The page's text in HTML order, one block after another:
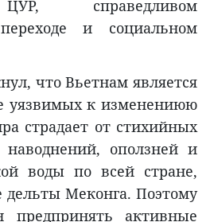
справедливом
и социальном
что Вьетнам является
уязвимых к изменениюю
страдает от стихийных
наводнений, оползней и
воды по всей стране,
дельты Меконга. Поэтому
предпринять активные